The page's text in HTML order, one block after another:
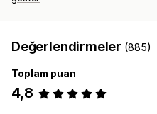
Değerlendirmeler (885)
Toplam puan
4,8